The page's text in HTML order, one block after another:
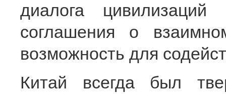
диалога цивилизаций
соглашения о
возможность для
Китай всегда был